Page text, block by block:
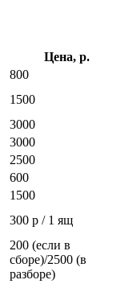
Цена, р.
800
1500
3000
3000
2500
600
1500
300 р / 1 ящ
200 (если в
сборе)/2500 (в
разборе)